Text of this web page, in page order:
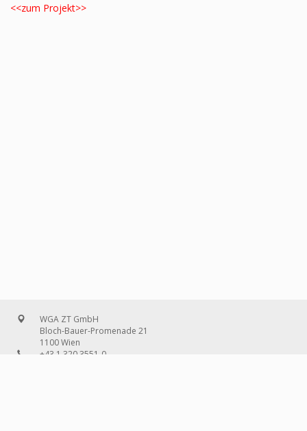
<<zum Projekt>>
WGA ZT GmbH
Bloch-Bauer-Promenade 21
1100 Wien
+43 1 320 3551-0